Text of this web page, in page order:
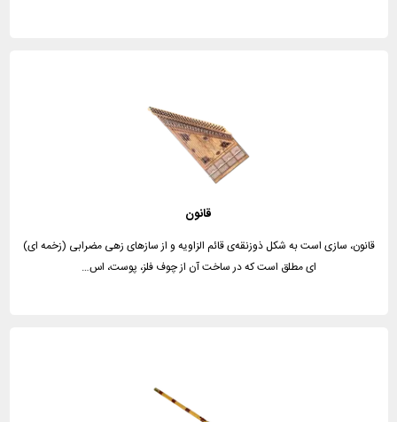
قانون
قانون، سازی است به شکل ذوزنقه‌ی قائم الزاویه و از سازهای زهی مضرابی (زخمه ای)
ای مطلق است که در ساخت آن از چوف فلز، پوست، اس…